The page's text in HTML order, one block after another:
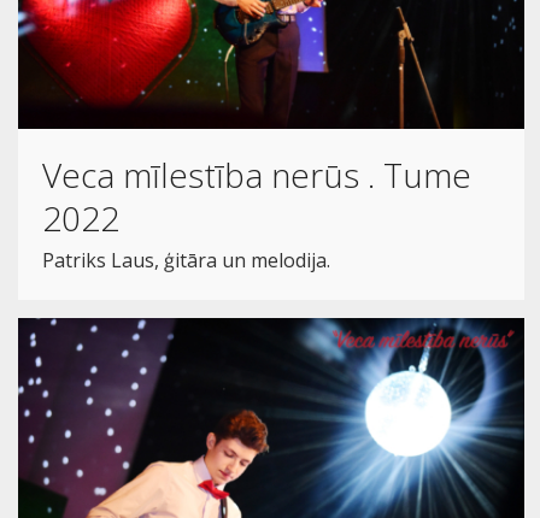
Veca mīlestība nerūs . Tume
2022
Patriks Laus, ģitāra un melodija.